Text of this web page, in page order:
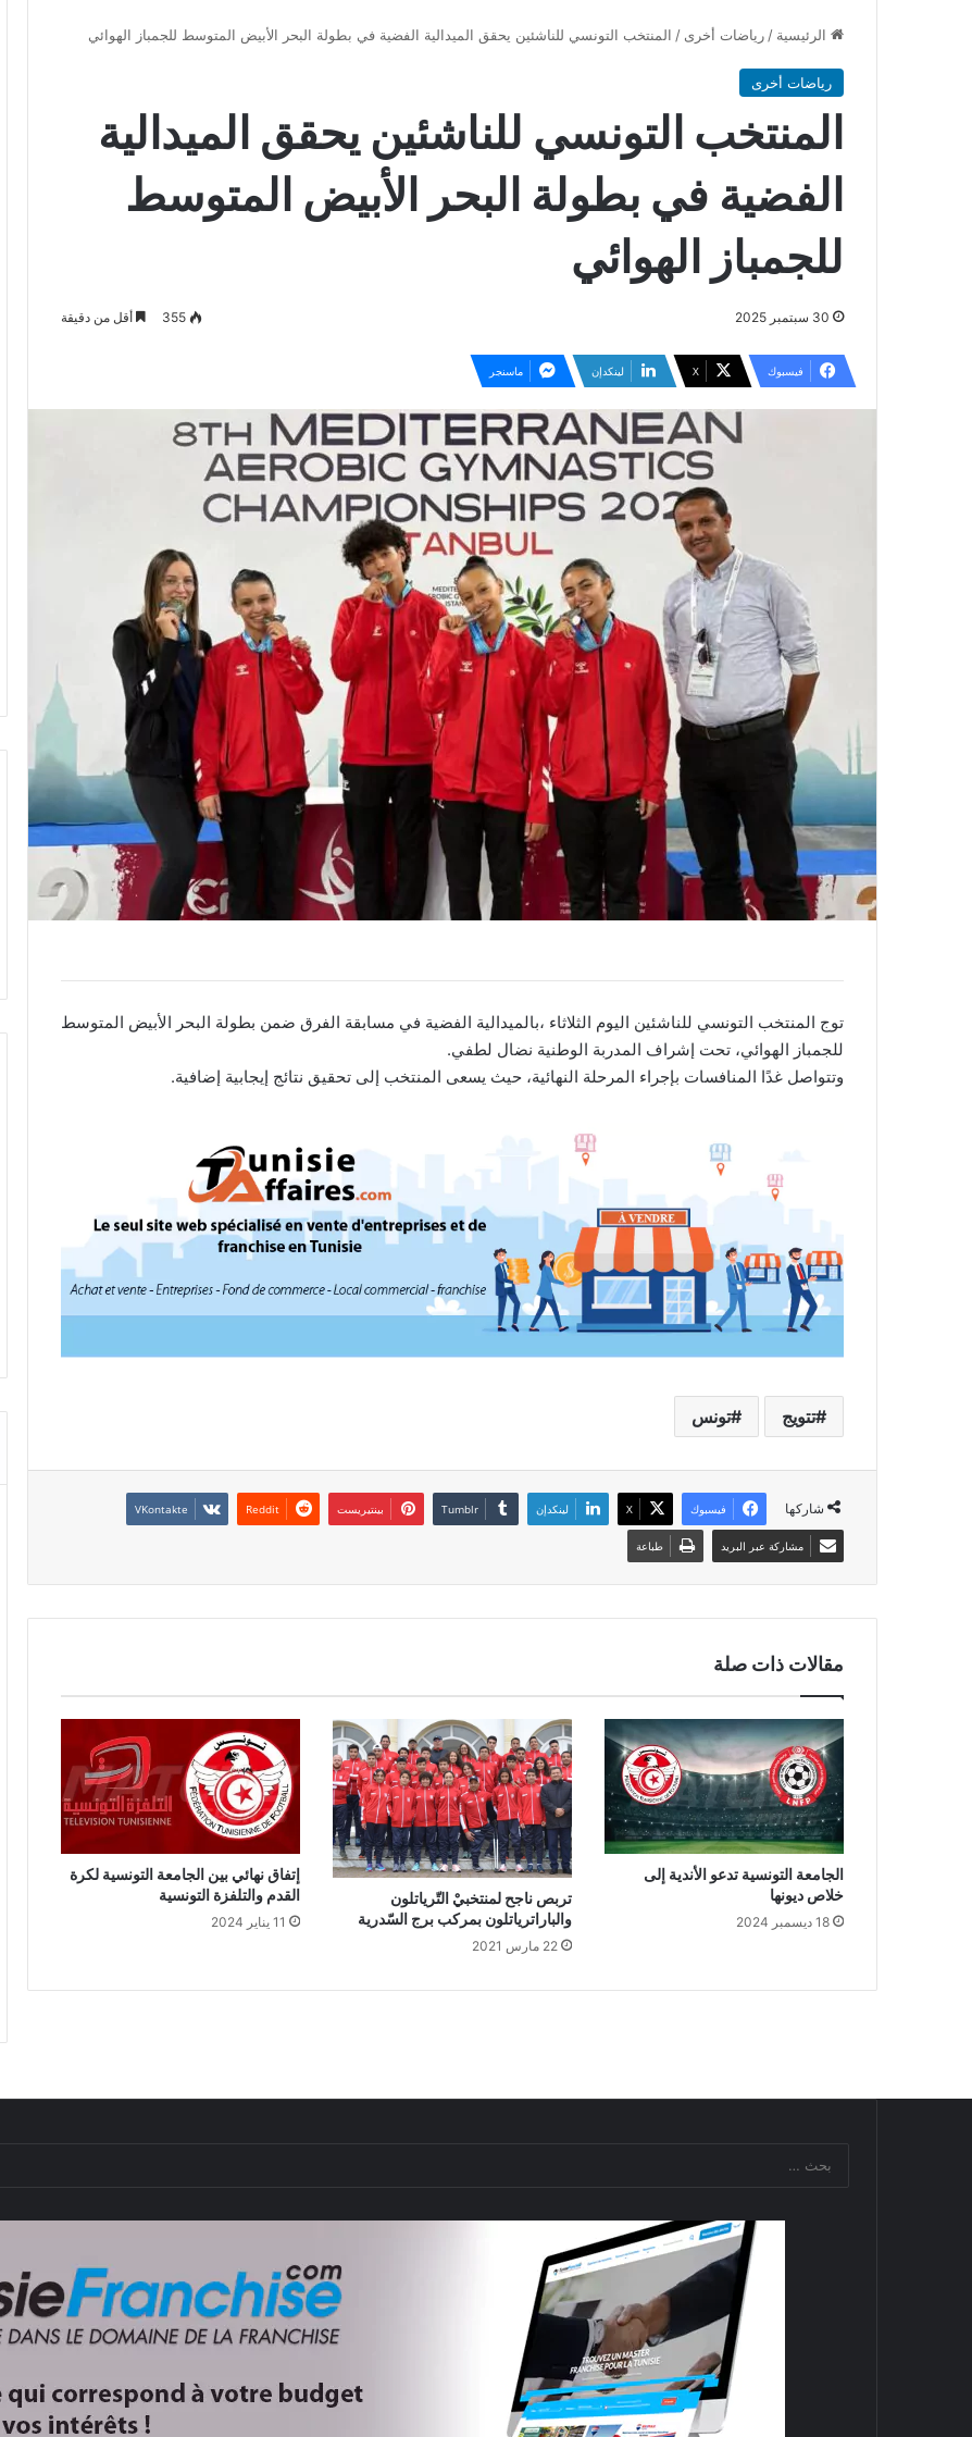
الرئيسية / رياضات أخرى / المنتخب التونسي للناشئين يحقق الميدالية الفضية في بطولة البحر الأبيض المتوسط للجمباز الهوائي
رياضات أخرى
المنتخب التونسي للناشئين يحقق الميدالية
الفضية في بطولة البحر الأبيض المتوسط
للجمباز الهوائي
30 سبتمبر 2025 355 أقل من دقيقة
فيسبوك ‫X لينكدإن ماسنجر
توج المنتخب التونسي للناشئين اليوم الثلاثاء ،بالميدالية الفضية في مسابقة الفرق ضمن بطولة البحر الأبيض المتوسط
للجمباز الهوائي، تحت إشراف المدربة الوطنية نضال لطفي.
وتتواصل غدًا المنافسات بإجراء المرحلة النهائية، حيث يسعى المنتخب إلى تحقيق نتائج إيجابية إضافية.
تتويج تونس
شاركها فيسبوك ‫X لينكدإن بينتيريست
مشاركة عبر البريد طباعة
مقالات ذات صلة
الجامعة التونسية تدعو الأندية إلى
خلاص ديونها
18 ديسمبر 2024
تربص ناجح لمنتخبيْ التّرياتلون
والباراترياتلون بمركب برج السّدرية
22 مارس 2021
إتفاق نهائي بين الجامعة التونسية لكرة
القدم والتلفزة التونسية
11 يناير 2024